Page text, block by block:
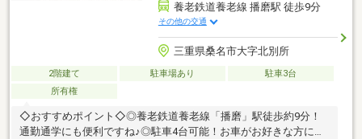
養老鉄道養老線 播磨駅 徒歩9分
その他の交通
三重県桑名市大字北別所
2階建て 駐車場あり
駐車3台
所有権
◇おすすめポイント◇◎養老鉄道養老線「播磨」駅徒歩約9分！
通勤通学にも便利ですね♪◎駐車4台可能！お車がお好きな方にも